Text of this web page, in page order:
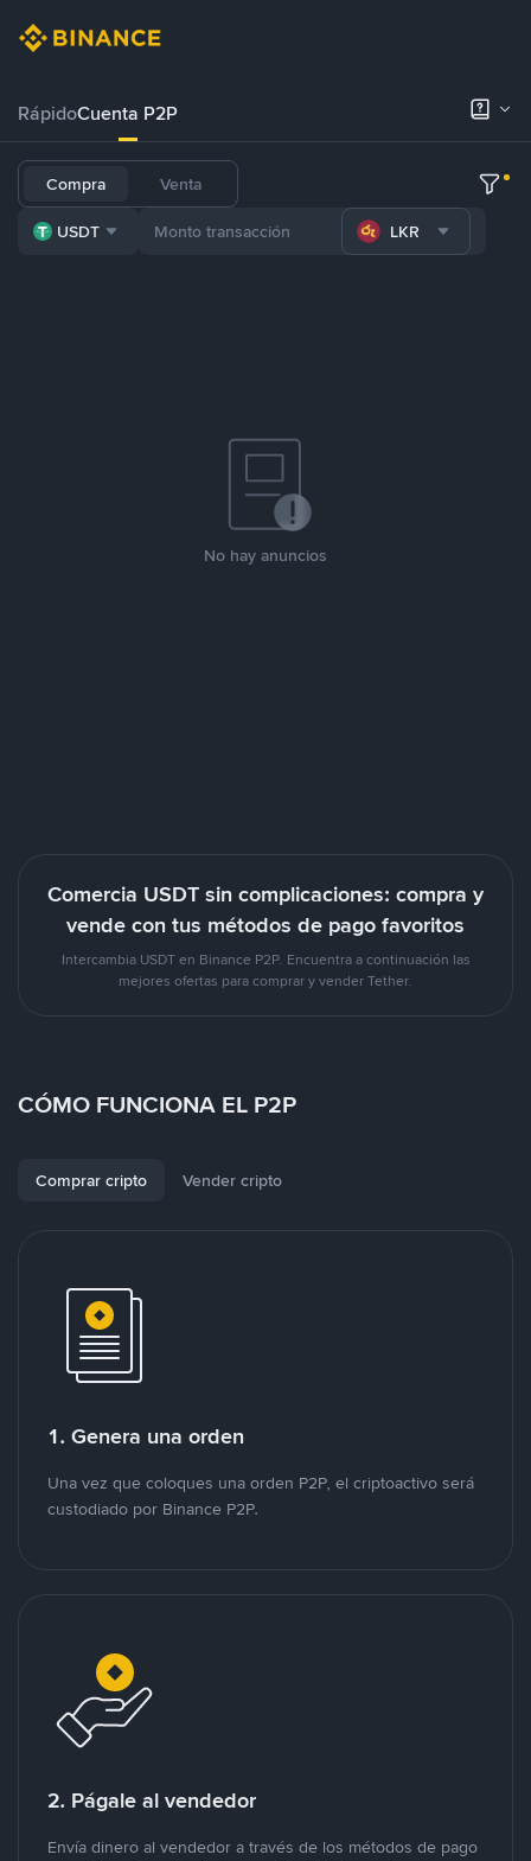
RápidoCuenta P2P
Compra Venta
USDT LKR
No hay anuncios
Comercia USDT sin complicaciones: compra y
vende con tus métodos de pago favoritos
Intercambia USDT en Binance P2P. Encuentra a continuación las
mejores ofertas para comprar y vender Tether.
CÓMO FUNCIONA EL P2P
Comprar cripto Vender cripto
1. Genera una orden
Una vez que coloques una orden P2P, el criptoactivo será
custodiado por Binance P2P.
2. Págale al vendedor
Envía dinero al vendedor a través de los métodos de pago